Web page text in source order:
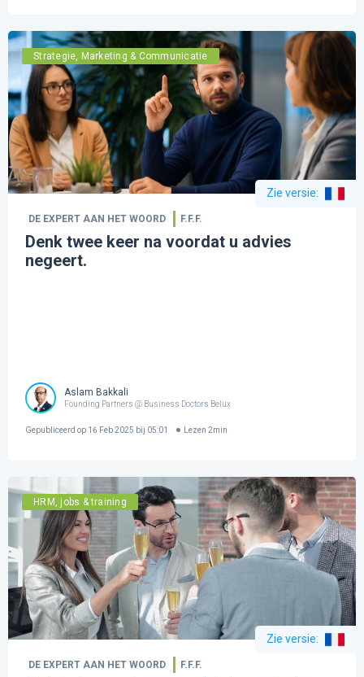
Strategie, Marketing & Communicatie
Zie versie:
DE EXPERT AAN HET WOORD F.F.F.
Denk twee keer na voordat u advies
negeert.
Aslam Bakkali
Founding Partners @ Business Doctors Belux
Gepubliceerd op 16 Feb 2025 bij 05:01 Lezen 2min
HRM, jobs & training
Zie versie:
DE EXPERT AAN HET WOORD F.F.F.